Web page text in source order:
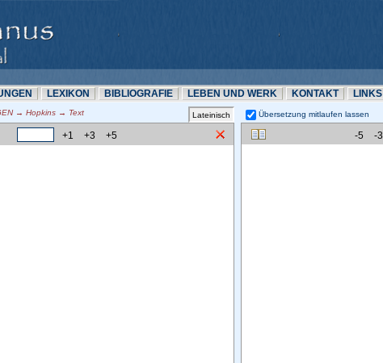
LEXIKON BIBLIOGRAFIE LEBEN UND WERK KONTAKT LINKS
→ Hopkins → Text Übersetzung mitlaufen lassen
+1 +3 +5 -5 -3